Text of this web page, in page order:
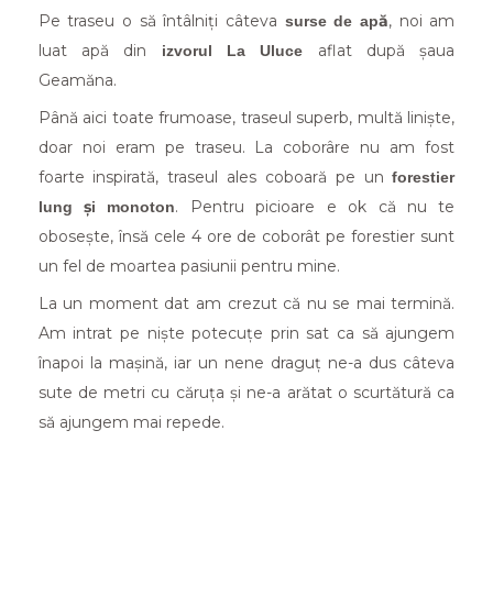
Pe traseu o să întâlniți câteva surse de apă, noi am
luat apă din
izvorul La Uluce aflat după șaua
Geamăna.
Până aici toate frumoase, traseul superb, multă liniște,
doar noi eram pe traseu. La coborâre nu am fost
foarte inspirată, traseul ales coboară pe unforestier
lung și monoton. Pentru picioare e ok că nu te
obosește, însă cele 4 ore de coborât pe forestier sunt
un fel de moartea pasiunii pentru mine.
La un moment dat am crezut că nu se mai termină.
Am intrat pe niște potecuțe prin sat ca să ajungem
înapoi la mașină, iar un nene draguț ne-a dus câteva
sute de metri cu căruța și ne-a arătat o scurtătură ca
să ajungem mai repede.